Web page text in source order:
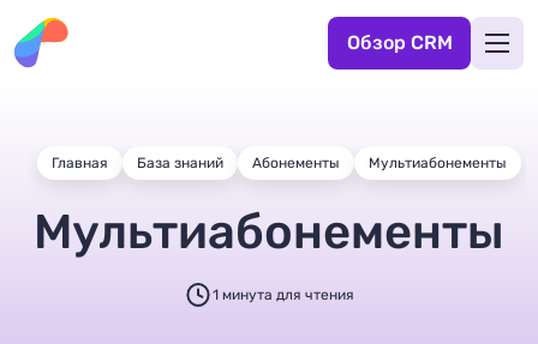
Обзор CRM
Главная База знаний Абонементы Мультиабонементы
Мультиабонементы
1 минута для чтения